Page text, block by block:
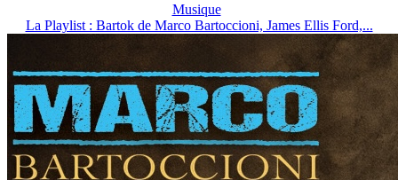
Musique
La Playlist : Bartok de Marco Bartoccioni, James Ellis Ford,...